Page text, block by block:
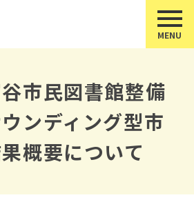
谷市民図書館整備
ンディング型市
概要について